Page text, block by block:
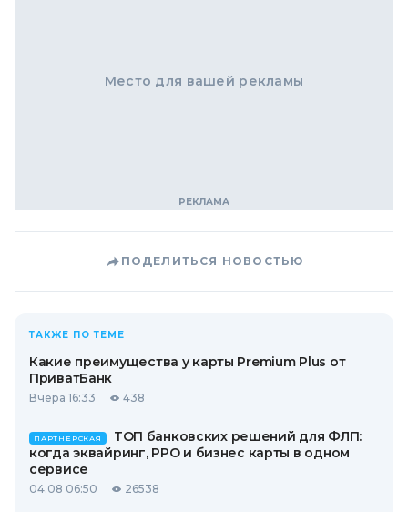
Место для вашей рекламы
ПОДЕЛИТЬСЯ НОВОСТЬЮ
ТАКЖЕ ПО ТЕМЕ
Какие преимущества у карты Premium Plus от
ПриватБанк
Вчера 16:33 438
ПАРТНЕРСКАЯ
ТОП банковских решений для ФЛП:
когда эквайринг, РРО и бизнес карты в одном
сервисе
04.08 06:50 26538